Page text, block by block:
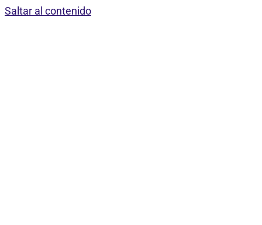
Saltar al contenido